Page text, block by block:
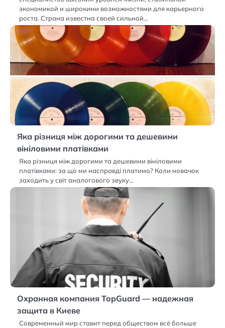
экономикой и широкими возможностями для карьерного
роста. Страна известна своей сильной…
Яка різниця між дорогими та дешевими
вініловими платівками
Яка різниця між дорогими та дешевими вініловими
платівками: за що ми насправді платимо? Коли новачок
заходить у світ аналогового звуку…
Охранная компания TopGuard — надежная
защита в Киеве
Современный мир ставит перед обществом всё больше